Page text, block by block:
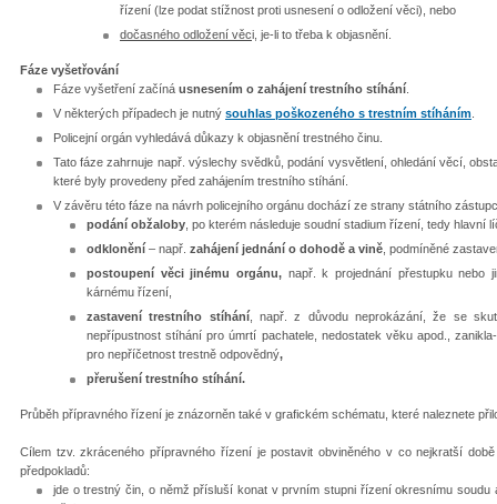
řízení (lze podat stížnost proti usnesení o odložení věci), nebo
dočasného odložení věci, je-li to třeba k objasnění.
Fáze vyšetřování
Fáze vyšetření začíná usnesením o zahájení trestního stíhání
V některých případech je nutný souhlas poškozeného s trestním stíháním
Policejní orgán vyhledává důkazy k objasnění trestného činu.
Tato fáze zahrnuje např. výslechy svědků, podání vysvětlení, ohledání věcí,
které byly provedeny před zahájením trestního stíhání.
V závěru této fáze na návrh policejního orgánu dochází ze strany státního
podání obžaloby , po kterém následuje soudní stadium řízení, tedy hlavní
odklonění – např. zahájení jednání o dohodě a vině , podmíněné
postoupení věci jinému orgánu, např. k projednání přestupku nebo
kárnému řízení,
zastavení trestního stíhání, např. z důvodu neprokázání, že se
nepřípustnost stíhání pro úmrtí pachatele, nedostatek věku apod.,
pro nepříčetnost trestně odpovědný,
přerušení trestního stíhání.
Průběh přípravného řízení je znázorněn také v grafickém schématu, které naleznete
Cílem tzv. zkráceného přípravného řízení je postavit obviněného v co nejkratší
předpokladů:
jde o trestný čin, o němž přísluší konat v prvním stupni řízení okresnímu